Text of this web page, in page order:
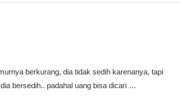
berkurang, dia tidak sedih karenanya, tapi
bersedih.. padahal uang bisa dicari …